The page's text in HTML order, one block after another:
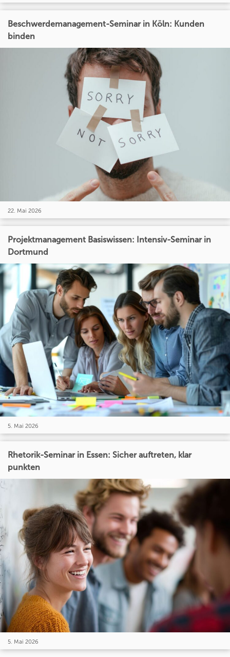
Beschwerdemanagement-Seminar in Köln: Kunden
binden
22. Mai 2026
Projektmanagement Basiswissen: Intensiv-Seminar in
Dortmund
5. Mai 2026
Rhetorik-Seminar in Essen: Sicher auftreten, klar
punkten
5. Mai 2026